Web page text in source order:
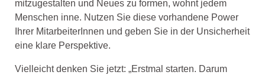
mitzugestalten und Neues zu formen, wohnt jedem
Menschen inne. Nutzen Sie diese vorhandene Power
Ihrer Mitarbeiter nnen und geben Sie in der Unsicherheit
eine klare Perspektive.
Vielleicht denken Sie jetzt: „Erstmal starten. Darum